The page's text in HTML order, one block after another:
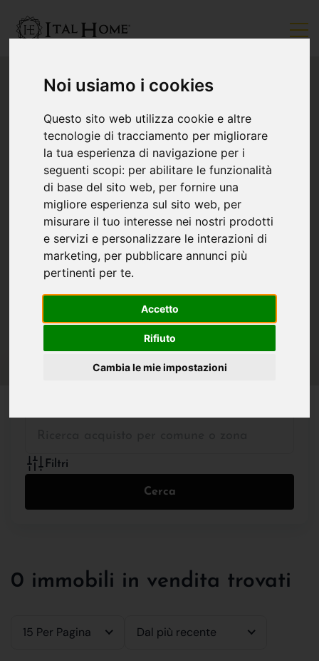
Noi usiamo i cookies
Questo sito web utilizza cookie e altre
tecnologie di tracciamento per migliorare
la tua esperienza di navigazione per i
seguenti scopi: per abilitare le funzionalità
di base del sito web, per fornire una
migliore esperienza sul sito web, per
misurare il tuo interesse nei nostri prodotti
e servizi e personalizzare le interazioni di
marketing, per pubblicare annunci più
pertinenti per te.
Accetto
Rifiuto
Cambia le mie impostazioni
Filtri
Cerca
0 immobili in vendita trovati
15 Per Pagina Dal più recente